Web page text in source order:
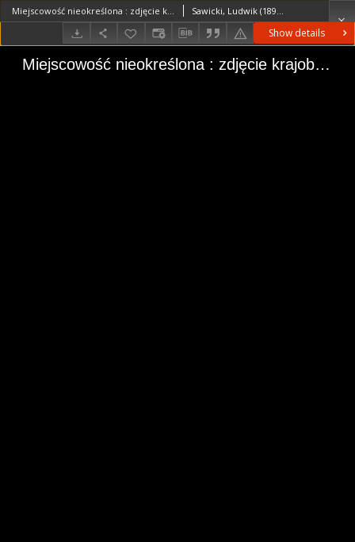
Show details
Miejscowość nieokreślona : zdjęcie krajobrazowe Sawicki, Ludwik (1893–1972)